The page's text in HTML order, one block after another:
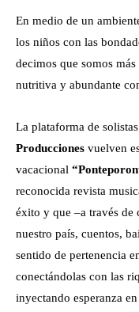
En medio de un
los niños con las
decimos que somos
nutritiva y abundante
La plataforma de solistas
Producciones vuelven
vacacional
reconocida revista
éxito y que –a través de
nuestro país, cuentos,
sentido de pertenencia
conectándolas con las
inyectando esperanza